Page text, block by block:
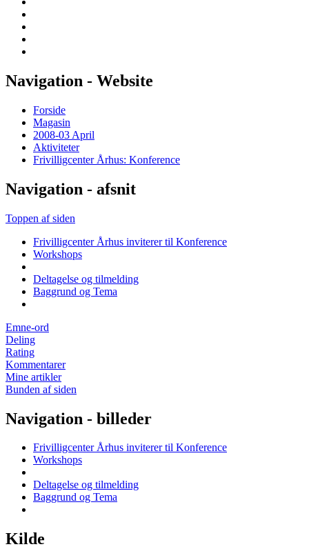
Navigation - Website
Forside
Magasin
2008-03 April
Aktiviteter
Frivilligcenter Århus: Konference
Navigation - afsnit
Toppen af siden
Frivilligcenter Århus inviterer til Konference
Workshops
Deltagelse og tilmelding
Baggrund og Tema
Emne-ord
Deling
Rating
Kommentarer
Mine artikler
Bunden af siden
Navigation - billeder
Frivilligcenter Århus inviterer til Konference
Workshops
Deltagelse og tilmelding
Baggrund og Tema
Kilde